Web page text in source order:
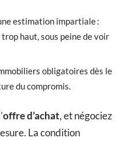
estimation impartiale :
haut, sous peine de voir
obligatoires dès le
du compromis.
offre d’achat, et négociez
La condition